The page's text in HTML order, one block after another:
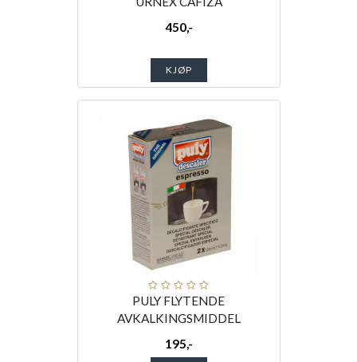
450,-
KJØP
PULY FLYTENDE
AVKALKINGSMIDDEL
195,-